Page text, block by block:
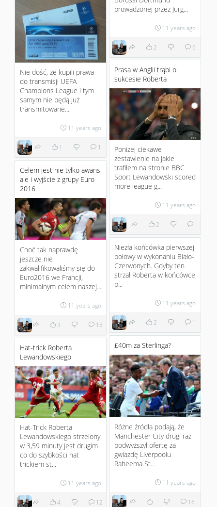
prowadzonej przez Jurg...
11 years ago
2 6
Nie dość, że kupili prawa
do transmisji UEFA
Champions League i tym
samym nie będą już
transmitowane...
11 years ago
1 1
Prasa w Anglii trąbi o
sukcesie Roberta
Poniżej ciekawe
zestawienie na jakie
trafiłem na stronie BBC
Sport Lewandowski scored
more league g...
11 years ago
2
Celem jest nie tylko awans
ale i wyjście z grupy Euro
2016
Choć tak naprawdę
jeszcze nie
zakwalifikowaliśmy się do
Euro2016 we Francji,
minimalnym celem naszej...
11 years ago
3 18
Niezła końcówka pierwszej
połowy w wykonaniu Biało-
Czerwonych. Gdyby ten
strzał Roberta w końcówce
p...
11 years ago
2 1
£40m za Sterlinga?
Różne źródła podają, że
Manchester City drugi raz
podwyższył ofertę za
gwiazdę Liverpoolu
Raheema St...
11 years ago
16
Hat-trick Roberta
Lewandowskiego
Hat-Trick Roberta
Lewandowskiego strzelony
w 3,59 minuty jest drugim
co do szybkości hat
trickiem st...
11 years ago
4 12